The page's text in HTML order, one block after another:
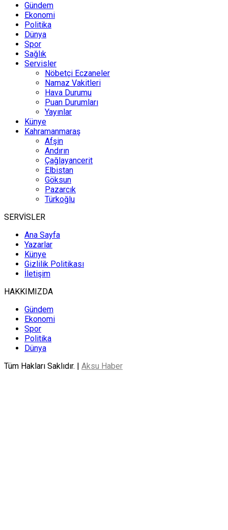
Gündem
Ekonomi
Politika
Dünya
Spor
Sağlık
Servisler
Nöbetçi Eczaneler
Namaz Vakitleri
Hava Durumu
Puan Durumları
Yayınlar
Künye
Kahramanmaraş
Afşin
Andırın
Çağlayancerit
Elbistan
Göksun
Pazarcık
Türkoğlu
SERVİSLER
Ana Sayfa
Yazarlar
Künye
Gizlilik Politikası
İletişim
HAKKIMIZDA
Gündem
Ekonomi
Spor
Politika
Dünya
Tüm Hakları Saklıdır. | Aksu Haber